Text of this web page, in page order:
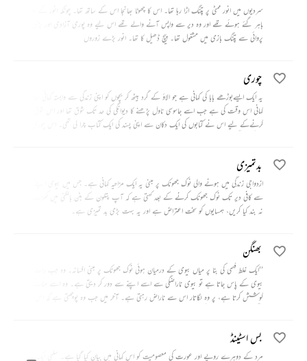
سردیوں میں انور ممٹی پر پتنگ اڑا رہا تھا۔ اس کا چھوٹا بھانجا اس کے ساتھ تھا۔ چونکہ انور کے والد کہیں
باہر گئے ہوئے تھے اور وہ دیر سے واپس آنے والے تھے اس لیے وہ پوری آزادی اور بڑی بے
پروائی سے پتنگ بازی میں مشغول تھا۔ پیچ ڈھیل کا تھا۔ انور بڑے زوروں
چوری
یہ ایک ایسےبوڑھے بابا کی کہانی ہے جو الاؤ کے گرد بیٹھ کر بچوں کو اپنی زندگی سے وابستہ کہانی سناتا ہے۔
کہانی اس وقت کی ہے جب اسے جاسوسی ناول پڑھنے کا دیوانگی کی حد تک شوق تھا اور اس شوق کو پورا
کرنےکے لیے اس نے کتابوں کی ایک دکان سے اپنی پسند کی ایک کتاب چرا لی تھی۔ اس چوری نے
بدتمیزی
ازدواجی زندگی میں ہونے والی نوک جھونک پر مبنی یہ ایک مزاحیہ کہانی ہے۔ جس میں بیوی اپنے شوہر
سے کافی دیر تک نوک جھونک کرنے کے بعد کہتی ہے کہ آپ پتلون کے بٹن بالکنی میں کھڑے ہو کر
نہ بند کیا کریں، ہمسایوں کو سخت اعتراض ہے اور یہ بہت بڑی بد تمیزی ہے۔
بھنگن
’’ایک غلط فہمی کی بنا پر میاں بیوی کے درمیان ہوئی نوک جھونک پر مبنی افسانہ۔ وہ جب رات کو
بیوی کے پاس جاتا ہے تو بیوی ناراضگی سے اسے اپنے سے دور کر دیتی ہے۔ وہ اسے منانے کی
کوشش کرتا ہے، پر وہ لگاتار اس سے ناراض رہتی ہے۔ آخر میں جب وہ پوچھتی ہے کہ اس نے صبح
بس اسٹینڈ
مرد کے دوہرے رویے اور عورت کی معصومیت کو اس کہانی میں بیان کیا گیا ہے۔ سلمی ایک غیر